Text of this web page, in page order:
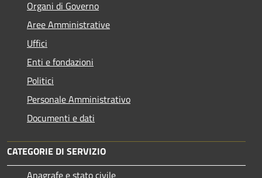
Organi di Governo
Aree Amministrative
Uffici
Enti e fondazioni
Politici
Personale Amministrativo
Documenti e dati
CATEGORIE DI SERVIZIO
Anagrafe e stato civile